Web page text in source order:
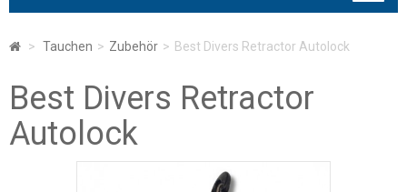
> Tauchen > Zubehör > Best Divers Retractor Autolock
Best Divers Retractor
Autolock